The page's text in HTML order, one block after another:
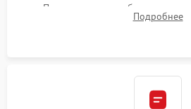
Программная калибровка
абсолютно черному телу дляПодробнее